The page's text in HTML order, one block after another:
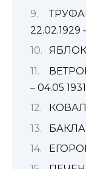
22.02.1929
– 04.05